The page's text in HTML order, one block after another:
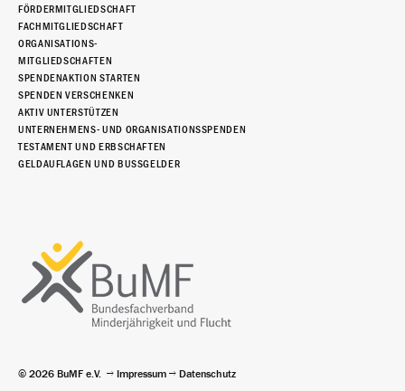
FÖRDERMITGLIEDSCHAFT
FACHMITGLIEDSCHAFT
ORGANISATIONS-
MITGLIEDSCHAFTEN
SPENDENAKTION STARTEN
SPENDEN VERSCHENKEN
AKTIV UNTERSTÜTZEN
UNTERNEHMENS- UND ORGANISATIONSSPENDEN
TESTAMENT UND ERBSCHAFTEN
GELDAUFLAGEN UND BUSSGELDER
© 2026 BuMF e.V. Impressum Datenschutz